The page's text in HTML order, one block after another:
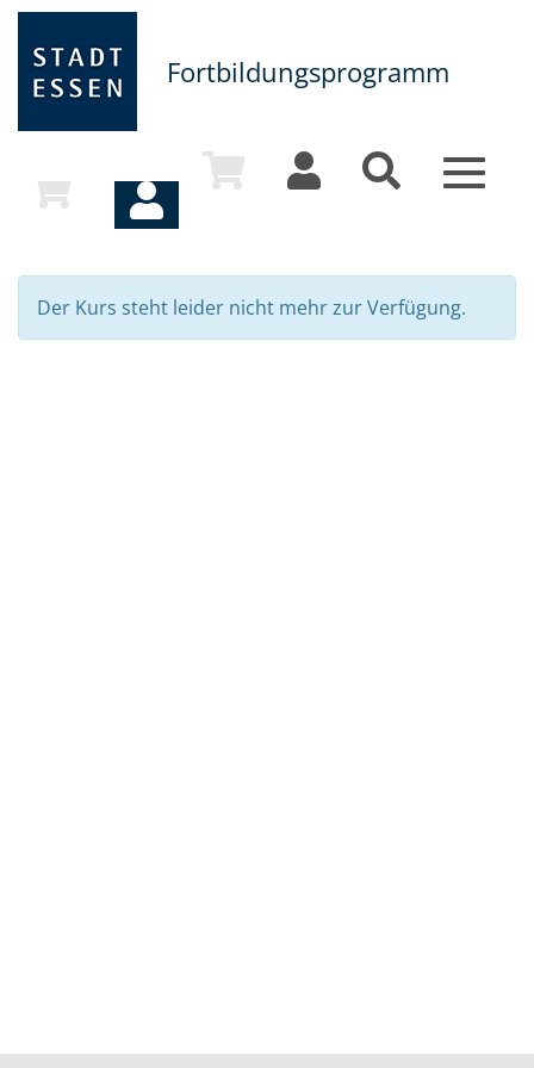
Fortbildungsprogramm
Toggle
Der Kurs steht leider nicht mehr zur Verfügung.